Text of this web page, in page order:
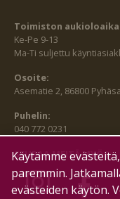
Toimiston
Ke-Pe 9-13
Ma-Ti suljettu
Osoite:
Asematie 2, 86800
Puhelin:
040 772 0231
SEURAA MEITÄ MYÖS:
Käytämme
paremmin.
evästeiden käytön.